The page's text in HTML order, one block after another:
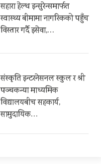
सहारा हेल्थ इन्सुरेन्समार्फत
स्वास्थ्य बीमामा नागरिकको पहुँच
विस्तार गर्दै इसेवा,…
संस्कृति इन्टरनेसनल स्कुल र श्री
पञ्चकन्या माध्यमिक
विद्यालयबीच सहकार्य,
सामुदायिक…